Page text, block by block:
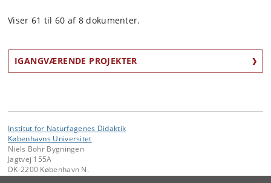
Viser 61 til 60 af 8 dokumenter.
IGANGVÆRENDE PROJEKTER
Institut for Naturfagenes Didaktik
Københavns Universitet
Niels Bohr Bygningen
Jagtvej 155A
DK-2200 København N.